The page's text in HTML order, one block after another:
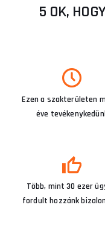
5 OK,
Ezen a szakterületen
éve
Több, mint 30 ezer
fordult hozzánk